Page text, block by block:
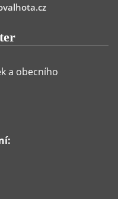
a obecního